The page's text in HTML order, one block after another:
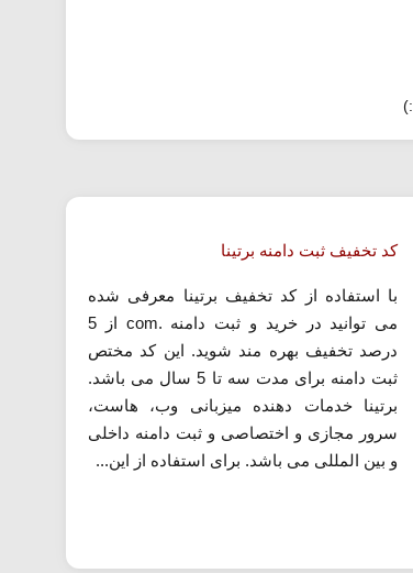
کد تخفیف ثبت دامنه برتینا
با استفاده از کد تخفیف برتینا معرفی شده
می توانید در خرید و ثبت دامنه .com از 5
درصد تخفیف بهره مند شوید. این کد مختص
ثبت دامنه برای مدت سه تا 5 سال می باشد.
برتینا خدمات دهنده میزبانی وب، هاست،
سرور مجازی و اختصاصی و ثبت دامنه داخلی
و بین المللی می باشد. برای استفاده از این...